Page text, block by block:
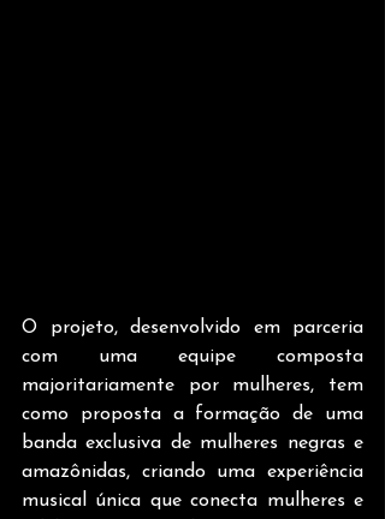
O projeto, desenvolvido em parceria
com uma equipe composta
majoritariamente por mulheres, tem
como proposta a formação de uma
banda exclusiva de mulheres negras e
amazônidas, criando uma experiência
musical única que conecta mulheres e